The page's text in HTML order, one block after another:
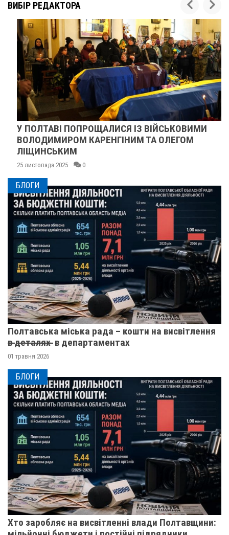
ВИБІР РЕДАКТОРА
У ПОЛТАВІ ПОПРОЩАЛИСЯ ІЗ ВІЙСЬКОВИМИ
ВОЛОДИМИРОМ КАРЕНГІНИМ ТА ОЛЕГОМ
ЛІЩИНСЬКИМ
25 листопада 2025 0
БЛОГИ
Полтавська міська рада – кошти на висвітлення
в̶ ̶д̶е̶т̶а̶л̶я̶х̶ ̶ в департаментах
01 травня 2026
БЛОГИ
Хто заробляє на висвітленні влади Полтавщини: